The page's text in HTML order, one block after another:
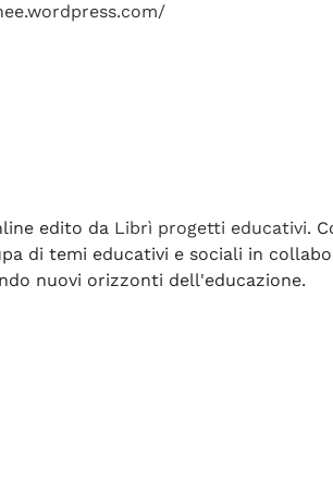
edito da Librì progetti educativi.
di temi educativi e sociali in
nuovi orizzonti dell'educazione.